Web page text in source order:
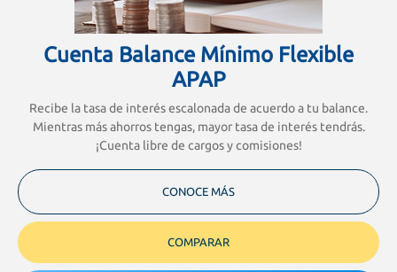
Cuenta Balance Mínimo Flexible
APAP
Recibe la tasa de interés escalonada de acuerdo a tu balance.
Mientras más ahorros tengas, mayor tasa de interés tendrás.
¡Cuenta libre de cargos y comisiones!
CONOCE MÁS
COMPARAR